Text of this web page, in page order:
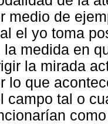
medio de
el yo toma
la medida en
la mirada
lo que
campo tal o